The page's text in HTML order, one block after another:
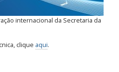
internacional da Secretaria da
clique aqui.